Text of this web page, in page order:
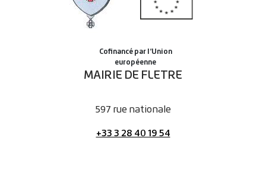
MAIRIE DE FLETRE
597 rue nationale
+33 3 28 40 19 54